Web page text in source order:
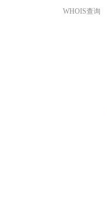
WHOIS查询